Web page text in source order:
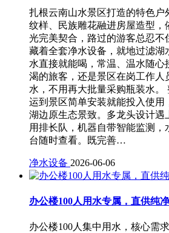
扎根云南山水景区打造的特色户
纹样、民族雕花融进房屋造型，
光完美契合，路过的游客总忍不
藏着全套净水设备，就地过滤湖
水直接就能喝，常温、温水随心
渴的旅客，还是景区在岗工作人
水，不用再大批量采购瓶装水。
运到景区简单安装就能投入使用
湖边原生态景致。多龙头设计遇
用排长队，机器自带智能监测
台随时查看。既完善…
净水设备 2026-06-06
办公楼100人用水专属，直供纯
办公楼100人集中用水，核心需